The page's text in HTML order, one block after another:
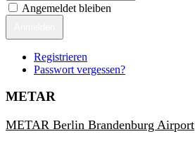
Angemeldet bleiben
Registrieren
Passwort vergessen?
METAR
METAR Berlin Brandenburg Airport